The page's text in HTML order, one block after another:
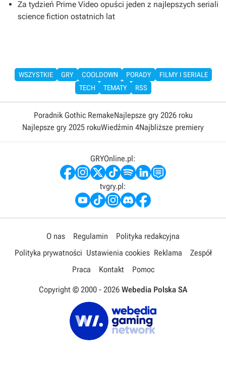
Za tydzień Prime Video opuści jeden z najlepszych seriali
science fiction ostatnich lat
WSZYSTKIE GRY COOLDOWN PORADY
FILMY I SERIALE
TECH
TEMATY RSS
Poradnik Gothic RemakeNajlepsze gry 2026 roku
Najlepsze gry 2025 rokuWiedźmin 4Najbliższe premiery
GRYOnline.pl:
tvgry.pl:
O nas Regulamin
Polityka redakcyjna
Polityka prywatności Ustawienia cookies Reklama
Zespół
Praca
Kontakt Pomoc
Copyright © 2000 - 2026 Webedia Polska SA